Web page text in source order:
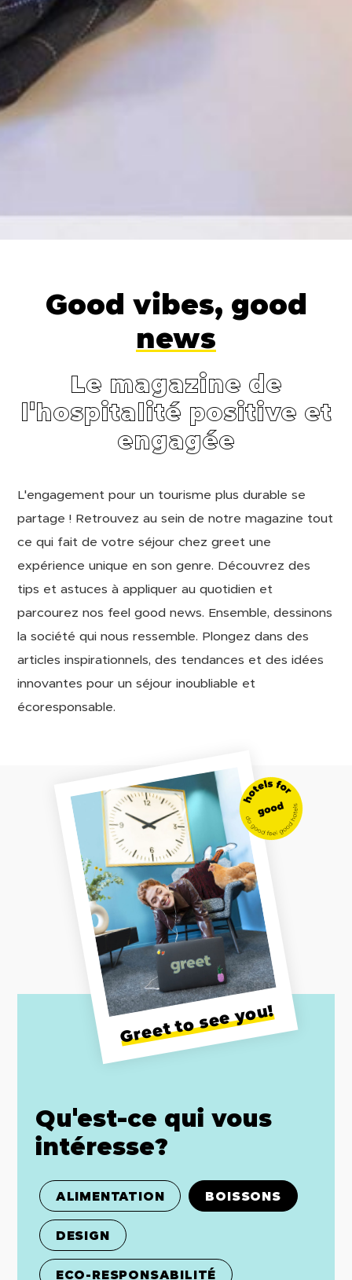
Good vibes, good
news
Le magazine de
l'hospitalité positive et
engagée
L'engagement pour un tourisme plus durable se
partage ! Retrouvez au sein de notre magazine tout
ce qui fait de votre séjour chez greet une
expérience unique en son genre. Découvrez des
tips et astuces à appliquer au quotidien et
parcourez nos feel good news. Ensemble, dessinons
la société qui nous ressemble. Plongez dans des
articles inspirationnels, des tendances et des idées
innovantes pour un séjour inoubliable et
écoresponsable.
Greet to see you!
Qu'est-ce qui vous
intéresse?
ALIMENTATION BOISSONS
DESIGN
ECO-RESPONSABILITÉ